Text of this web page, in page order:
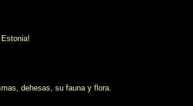
dehesas, su fauna y flora.